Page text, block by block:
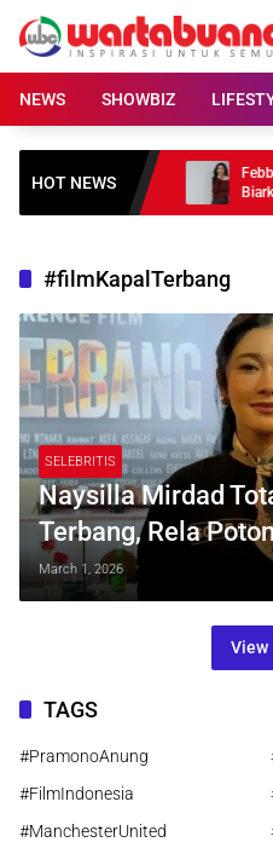
content
NEWS
SHOWBIZ
HOT NEWS
Ungkap
Febby
Biarkan
#filmKapalTerbang
SELEBRITIS
Naysilla Mirdad
Terbang, Rela
Peran Pramugari
March 1, 2026
View
TAGS
#PramonoAnung
#FilmIndonesia
#ManchesterUnited